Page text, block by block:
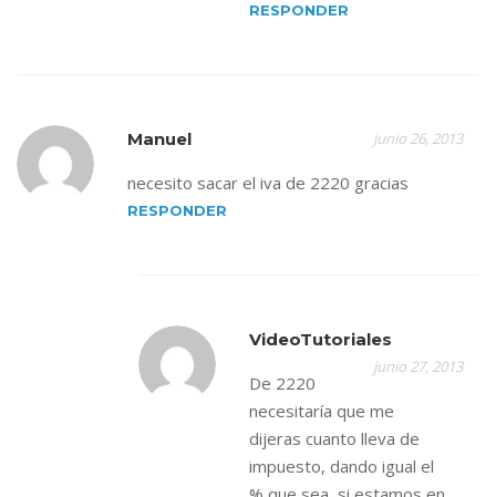
RESPONDER
Manuel junio 26, 2013
necesito sacar el iva de 2220 gracias
RESPONDER
VideoTutoriales
junio 27, 2013
De 2220
necesitaría que me
dijeras cuanto lleva de
impuesto, dando igual el